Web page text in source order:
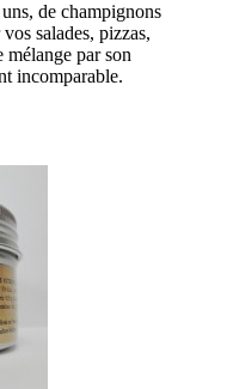
de champignons
salades, pizzas,
mélange par son
incomparable.